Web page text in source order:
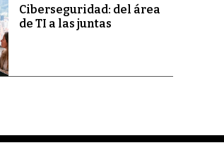
Ciberseguridad: del área
de TI a las juntas